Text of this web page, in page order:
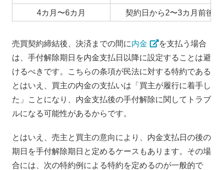
4カ月〜6カ月 契約日から2〜3カ月前後
売買契約締結後、決済までの間に内金
を支払う場合
は、手付解除期日を内金支払日以降に設定することは避
けるべきです。こちらの条項が民法に対する特約である
とはいえ、買主の内金の支払いは「買主が履行に着手し
た」ことになり、内金支払後の手付解除に関してトラブ
ルになる可能性があるからです。
とはいえ、売主と買主の意向により、内金支払日の後の
期日を手付解除期日と定めるケースもあります。その場
合には、次の特約例による特約を定めるのが一般的で